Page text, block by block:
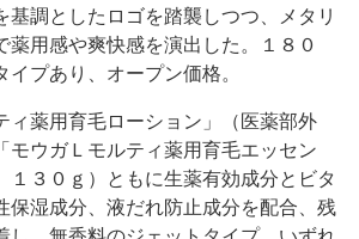
基調としたロゴを踏襲しつつ、メタリ
薬用感や爽快感を演出した。１８０
イプあり、オープン価格。
薬用育毛ローション」（医薬部外
モウガＬモルティ薬用育毛エッセン
１３０ｇ）ともに生薬有効成分とビタ
保湿成分、液だれ防止成分を配合、残